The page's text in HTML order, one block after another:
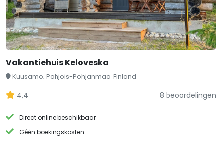
Vakantiehuis Keloveska
Kuusamo, Pohjois-Pohjanmaa, Finland
4,4 8 beoordelingen
Direct online beschikbaar
Géén boekingskosten